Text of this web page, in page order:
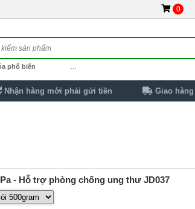
0
phổ biến
Nhận hàng mới phải gửi tiền Giao hàng
- Hỗ trợ phòng chống ung thư JD037